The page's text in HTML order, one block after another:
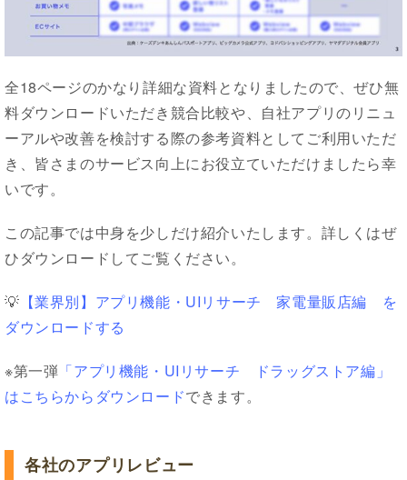
全18ページのかなり詳細な資料となりましたので、ぜひ無
料ダウンロードいただき競合比較や、自社アプリのリニュ
ーアルや改善を検討する際の参考資料としてご利用いただ
き、皆さまのサービス向上にお役立ていただけましたら幸
いです。
この記事では中身を少しだけ紹介いたします。詳しくはぜ
ひダウンロードしてご覧ください。
💡 【業界別】アプリ機能・UIリサーチ 家電量販店編 を
ダウンロードする
※第一弾 「アプリ機能・UIリサーチ ドラッグストア編」
はこちらからダウンロードできます。
各社のアプリレビュー